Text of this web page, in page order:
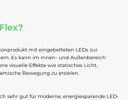
mit eingebetteten LEDs zur
Es kann im Innen- und Außenbereich
visuelle Effekte wie statisches Licht,
Bewegung zu erzielen.
sehr gut für moderne, energiesparende LED-